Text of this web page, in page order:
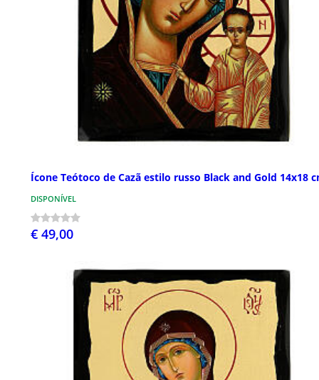
Ícone Teótoco de Cazã estilo russo Black and Gold 14x18
DISPONÍVEL
€ 49,00